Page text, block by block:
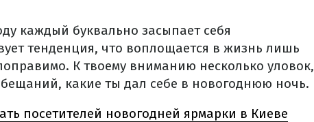
каждый буквально засыпает себя
тенденция, что воплощается в жизнь лишь
К твоему вниманию несколько уловок,
какие ты дал себе в новогоднюю ночь.
посетителей новогодней ярмарки в Киеве